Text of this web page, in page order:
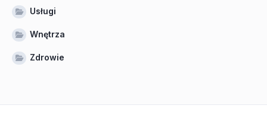
Usługi
Wnętrza
Zdrowie